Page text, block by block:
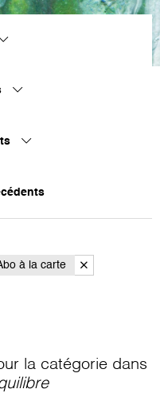
à la carte
la catégorie dans